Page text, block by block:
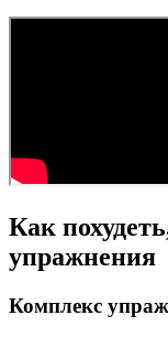
Как
упражнения
Комплекс